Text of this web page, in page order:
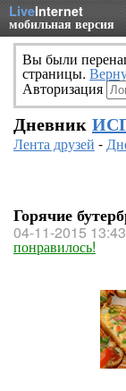
LiveInternet
мобильная версия
Вы были
страницы.
Авторизация
Дневник
Лента друзей -
Горячие
04-11-2015 13:43
понравилось!